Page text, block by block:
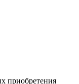
приобретения